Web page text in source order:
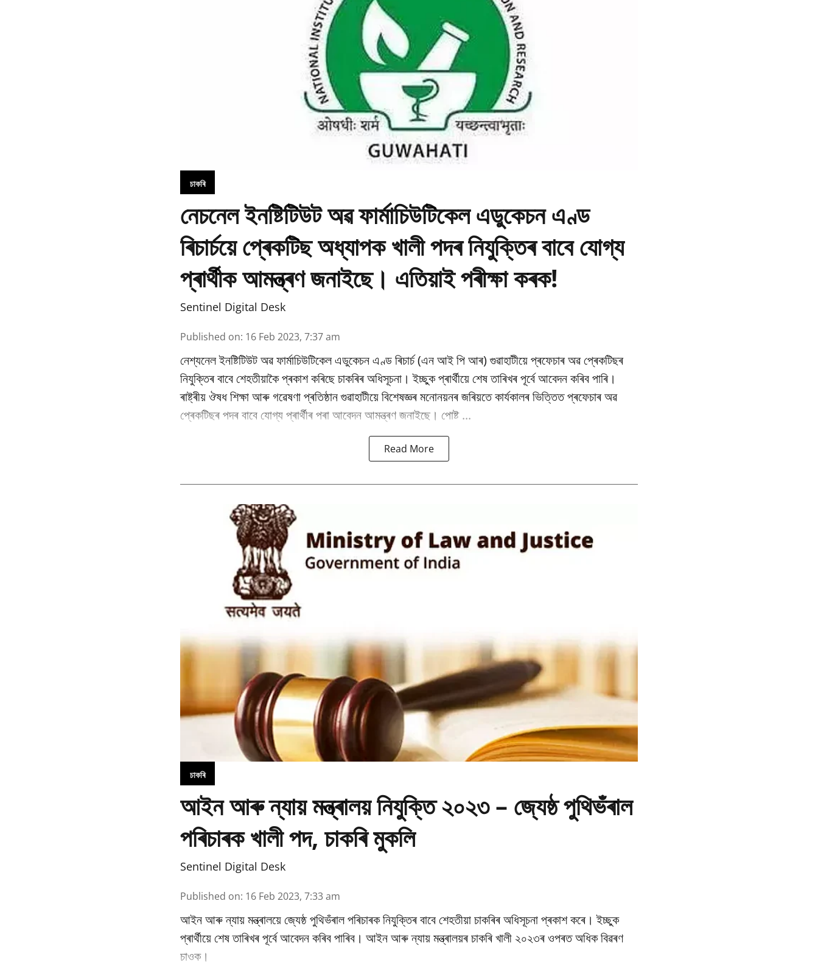
চাকৰি
নেচনেল ইনষ্টিটিউট অৱ ফাৰ্মাচিউটিকেল এডুকেচন এণ্ড
ৰিচাৰ্চয়ে প্ৰেকটিছ অধ্যাপক খালী পদৰ নিযুক্তিৰ বাবে যোগ্য
প্ৰাৰ্থীক আমন্ত্ৰণ জনাইছে। এতিয়াই পৰীক্ষা কৰক!
Sentinel Digital Desk
Published on: 16 Feb 2023, 7:37 am
নেশ্যনেল ইনষ্টিটিউট অৱ ফাৰ্মাচিউটিকেল এডুকেচন এণ্ড ৰিচাৰ্চ (এন আই পি আৰ) গুৱাহাটীয়ে প্ৰফেচাৰ অৱ প্ৰেকটিছৰ
নিযুক্তিৰ বাবে শেহতীয়াকৈ প্ৰকাশ কৰিছে চাকৰিৰ অধিসূচনা। ইচ্ছুক প্ৰাৰ্থীয়ে শেষ তাৰিখৰ পূৰ্বে আবেদন কৰিব পাৰি।
ৰাষ্ট্ৰীয় ঔষধ শিক্ষা আৰু গৱেষণা প্ৰতিষ্ঠান গুৱাহাটীয়ে বিশেষজ্ঞৰ মনোনয়নৰ জৰিয়তে কাৰ্যকালৰ ভিত্তিত প্ৰফেচাৰ অৱ
প্ৰেকটিছৰ পদৰ বাবে যোগ্য প্ৰাৰ্থীৰ পৰা আবেদন আমন্ত্ৰণ জনাইছে। পোষ্ট ...
Read More
চাকৰি
আইন আৰু ন্যায় মন্ত্ৰালয় নিযুক্তি ২০২৩ – জ্যেষ্ঠ পুথিভঁৰাল
পৰিচাৰক খালী পদ, চাকৰি মুকলি
Sentinel Digital Desk
Published on: 16 Feb 2023, 7:33 am
আইন আৰু ন্যায় মন্ত্ৰালয়ে জ্যেষ্ঠ পুথিভঁৰাল পৰিচাৰক নিযুক্তিৰ বাবে শেহতীয়া চাকৰিৰ অধিসূচনা প্ৰকাশ কৰে। ইচ্ছুক
প্ৰাৰ্থীয়ে শেষ তাৰিখৰ পূৰ্বে আবেদন কৰিব পাৰিব। আইন আৰু ন্যায় মন্ত্ৰালয়ৰ চাকৰি খালী ২০২৩ৰ ওপৰত অধিক বিৱৰণ
চাওক।